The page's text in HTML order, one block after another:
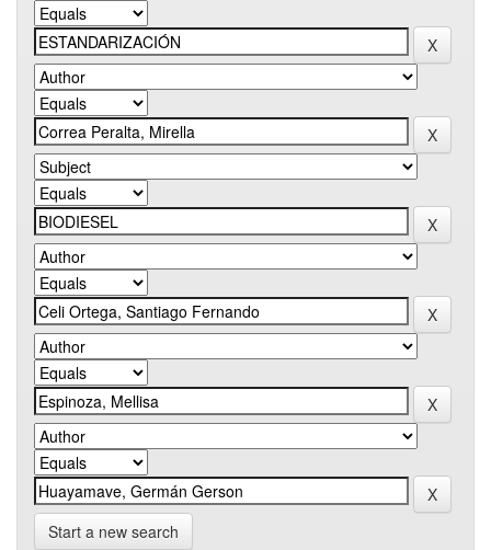
Start a new search